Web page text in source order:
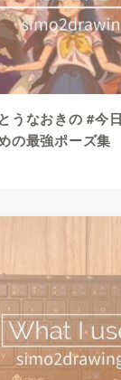
うなおきの #今
の最強ポーズ集